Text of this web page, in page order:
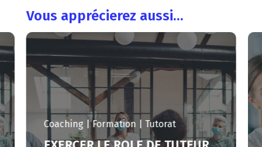
Vous apprécierez aussi…
RH | Gestion du personnel | Paie